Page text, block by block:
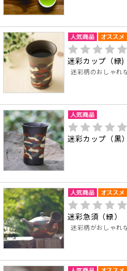
迷彩カップ（緑)
迷彩柄のおしゃれ
迷彩カップ（黒）
迷彩急須（緑）
迷彩柄がおしゃれ